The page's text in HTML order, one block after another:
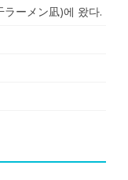
ーメン凪)에 왔다.